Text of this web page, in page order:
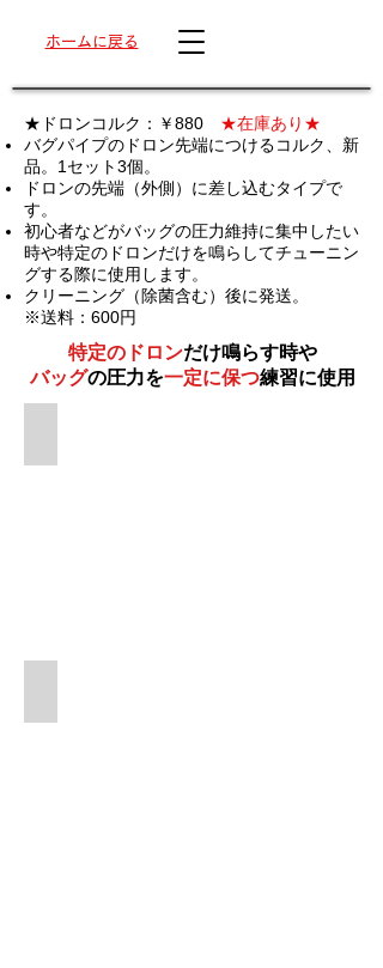
ホームに戻る
★ドロンコルク：￥880 ★在庫あり★
バグパイプのドロン先端につけるコルク、新
品。1セット3個。
ドロンの先端（外側）に差し込むタイプで
す。
初心者などがバッグの圧力維持に集中したい
時や特定のドロンだけを鳴らしてチューニン
グする際に使用します。
クリーニング（除菌含む）後に発送。
※送料：600円
特定のドロンだけ鳴らす時や
バッグの圧力を一定に保つ練習に使用